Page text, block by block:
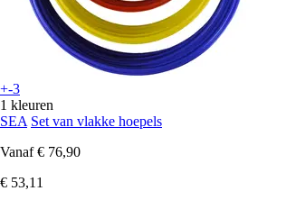
+-3
1 kleuren
SEA Set van vlakke hoepels
Vanaf € 76,90
€ 53,11